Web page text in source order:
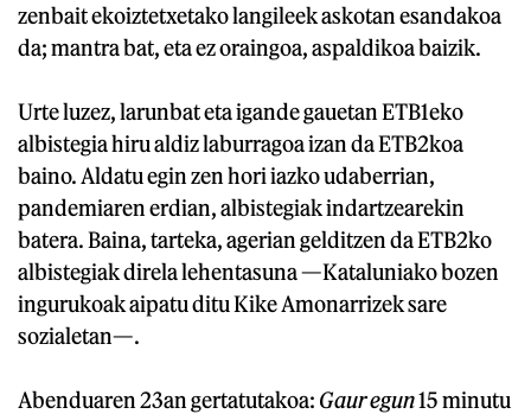
zenbait ekoiztetxetako langileek askotan esandakoa
da; mantra bat, eta ez oraingoa, aspaldikoa baizik.
Urte luzez, larunbat eta igande gauetan ETB1eko
albistegia hiru aldiz laburragoa izan da ETB2koa
baino. Aldatu egin zen hori iazko udaberrian,
pandemiaren erdian, albistegiak indartzearekin
batera. Baina, tarteka, agerian gelditzen da ETB2ko
albistegiak direla lehentasuna —Kataluniako bozen
ingurukoak aipatu ditu Kike Amonarrizek sare
sozialetan—.
Abenduaren 23an gertatutakoa: Gaur egun15 minutu